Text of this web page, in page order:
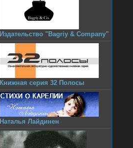
Издательство "Bagriy & Company"
Книжная серия 32 Полосы
Наталья Лайдинен